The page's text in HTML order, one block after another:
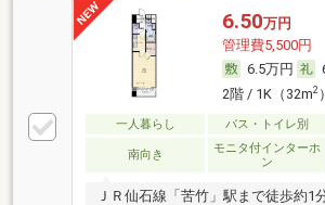
6.50万円
管理費5,500円
6.5万円
2階 / 1K（32m2）
一人暮らし バス・トイレ別
南向き
モニタ付インターホ
ン
ＪＲ仙石線「苦竹」駅まで徒歩約1